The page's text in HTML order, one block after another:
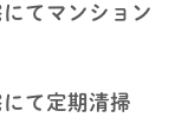
てマンション
て定期清掃